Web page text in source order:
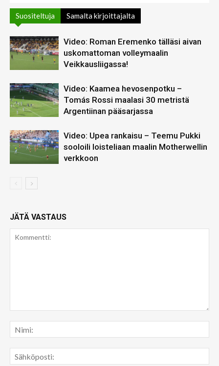
Suositeltuja Samalta kirjoittajalta
Video: Roman Eremenko tälläsi aivan
uskomattoman volleymaalin
Veikkausliigassa!
Video: Kaamea hevosenpotku –
Tomás Rossi maalasi 30 metristä
Argentiinan pääsarjassa
Video: Upea rankaisu – Teemu Pukki
sooloili loisteliaan maalin Motherwellin
verkkoon
JÄTÄ VASTAUS